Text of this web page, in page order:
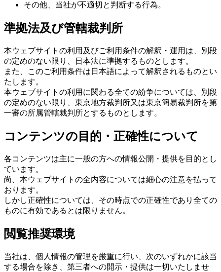
その他、当社が不適切と判断する行為。
準拠法及び管轄裁判所
本ウェブサイトの利用及びご利用条件の解釈・運用は、別段
の定めのない限り、日本法に準拠するものとします。
また、このご利用条件は日本語によって解釈されるものとい
たします。
本ウェブサイトの利用に関わる全ての紛争については、別段
の定めのない限り、東京地方裁判所又は東京簡易裁判所を第
一審の所属管轄裁判所とするものとします。
コンテンツの目的・正確性について
各コンテンツは主に一般の方への情報公開・提供を目的とし
ています。
尚、本ウェブサイトの全内容については細心の注意を払って
おります。
しかし正確性については、その時点での正確性であり全ての
ものに有効であるとは限りません。
閲覧推奨環境
当社は、個人情報の管理を厳重に行い、次のいずれかに該当
する場合を除き、第三者への開示・提供は一切いたしませ